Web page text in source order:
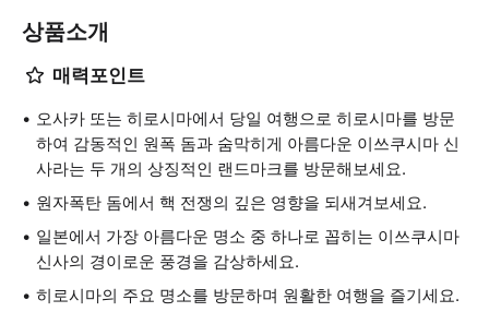
상품소개
매력포인트
오사카 또는 히로시마에서 당일 여행으로 히로시마를 방문
하여 감동적인 원폭 돔과 숨막히게 아름다운 이쓰쿠시마 신
사라는 두 개의 상징적인 랜드마크를 방문해보세요.
원자폭탄 돔에서 핵 전쟁의 깊은 영향을 되새겨보세요.
일본에서 가장 아름다운 명소 중 하나로 꼽히는 이쓰쿠시마
신사의 경이로운 풍경을 감상하세요.
히로시마의 주요 명소를 방문하며 원활한 여행을 즐기세요.